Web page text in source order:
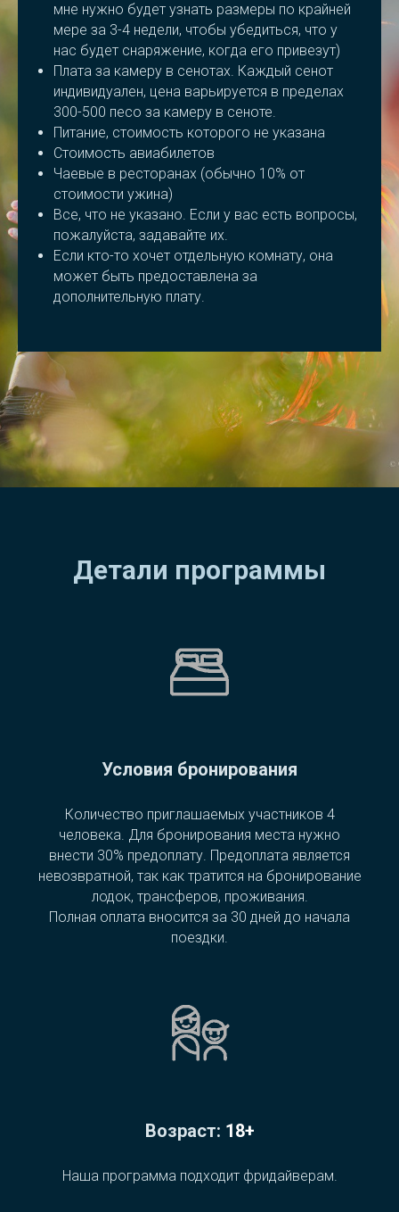
мне нужно будет узнать размеры по крайней
мере за 3-4 недели, чтобы убедиться, что у
нас будет снаряжение, когда его привезут)
Плата за камеру в сенотах. Каждый сенот
индивидуален, цена варьируется в пределах
300-500 песо за камеру в сеноте.
Питание, стоимость которого не указана
Стоимость авиабилетов
Чаевые в ресторанах (обычно 10% от
стоимости ужина)
Все, что не указано. Если у вас есть вопросы,
пожалуйста, задавайте их.
Если кто-то хочет отдельную комнату, она
может быть предоставлена за
дополнительную плату.
Детали программы
Условия бронирования
Количество приглашаемых участников 4
человека. Для бронирования места нужно
внести 30% предоплату. Предоплата является
невозвратной, так как тратится на бронирование
лодок, трансферов, проживания.
Полная оплата вносится за 30 дней до начала
поездки.
Возраст: 18+
Наша программа подходит фридайверам.